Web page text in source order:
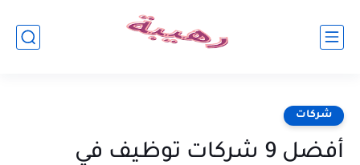
شركات
أفضل 9 شركات توظيف في